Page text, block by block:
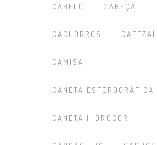
CABELO CABEÇA
CACHORROS CAFEZAL
CAMISA
CANETA ESFEROGRÁFICA
CANETA HIDROCOR